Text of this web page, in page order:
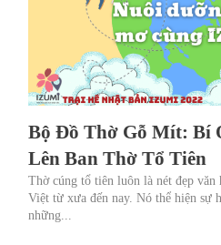
Bộ Đồ Thờ Gỗ Mít: Bí
Lên Ban Thờ Tổ Tiên
Thờ cúng tổ tiên luôn là nét đẹp văn
Việt từ xưa đến nay. Nó thể hiện sự
những...